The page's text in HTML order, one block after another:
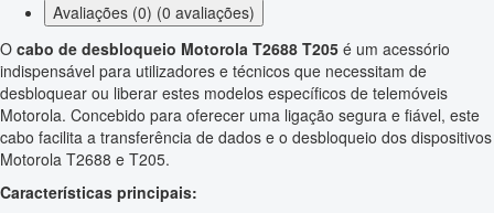
Avaliações (0) (0 avaliações)
O cabo de desbloqueio Motorola T2688 T205 é um acessório
indispensável para utilizadores e técnicos que necessitam de
desbloquear ou liberar estes modelos específicos de telemóveis
Motorola. Concebido para oferecer uma ligação segura e fiável, este
cabo facilita a transferência de dados e o desbloqueio dos dispositivos
Motorola T2688 e T205.
Características principais: